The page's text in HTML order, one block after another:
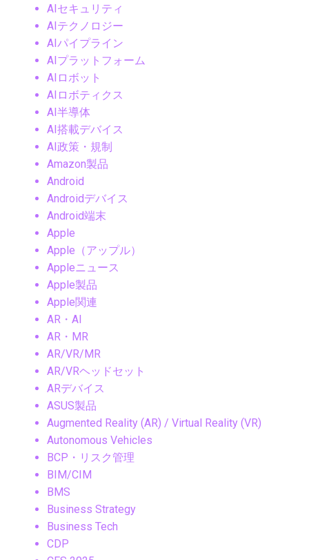
AIセキュリティ
AIテクノロジー
AIパイプライン
AIプラットフォーム
AIロボット
AIロボティクス
AI半導体
AI搭載デバイス
AI政策・規制
Amazon製品
Android
Androidデバイス
Android端末
Apple
Apple（アップル）
Appleニュース
Apple製品
Apple関連
AR・AI
AR・MR
AR/VR/MR
AR/VRヘッドセット
ARデバイス
ASUS製品
Augmented Reality (AR) / Virtual Reality (VR)
Autonomous Vehicles
BCP・リスク管理
BIM/CIM
BMS
Business Strategy
Business Tech
CDP